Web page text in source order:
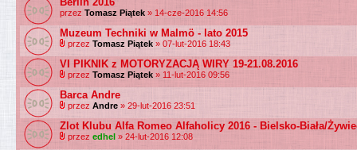
przez Tomasz Piątek » 14-cze-2016 14:56
Muzeum Techniki w Malmö - lato 2015
przez Tomasz Piątek » 07-lut-2016 18:43
VI PIKNIK z MOTORYZACJĄ WIRY 19-21.08.2016
przez Tomasz Piątek » 11-lut-2016 09:56
Barca Andre
przez Andre » 29-lut-2016 23:51
Zlot Klubu Alfa Romeo Alfaholicy 2016 - Bielsko-Biała/
przez edhel » 24-lut-2016 12:08